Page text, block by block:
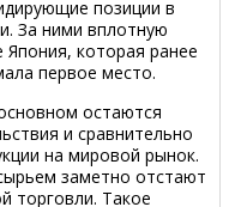
позиции в
За ними вплотную
Япония, которая ранее
первое место.
остаются
и сравнительно
на мировой рынок.
заметно отстают
торговли. Такое